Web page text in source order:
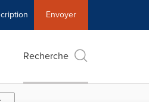
Envoyer
Recherche